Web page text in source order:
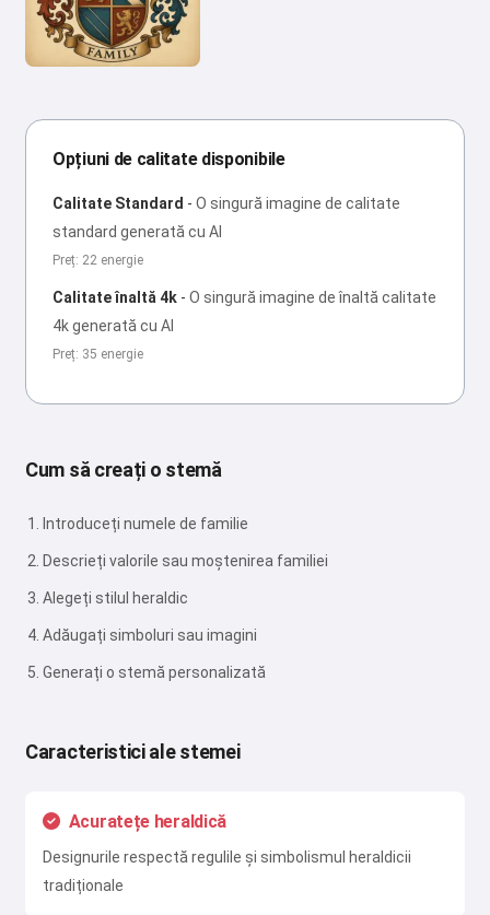
Opțiuni de calitate disponibile
Calitate Standard - O singură imagine de calitate
standard generată cu AI
Preț: 22 energie
Calitate înaltă 4k - O singură imagine de înaltă calitate
4k generată cu AI
Preț: 35 energie
Cum să creați o stemă
Introduceți numele de familie
Descrieți valorile sau moștenirea familiei
Alegeți stilul heraldic
Adăugați simboluri sau imagini
Generați o stemă personalizată
Caracteristici ale stemei
Acuratețe heraldică
Designurile respectă regulile și simbolismul heraldicii
tradiționale